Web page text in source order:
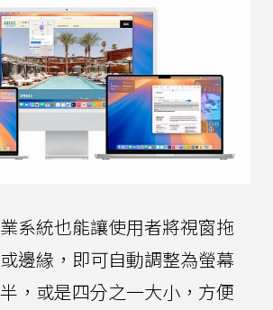
系統也能讓使用者將視窗拖
邊緣，即可自動調整為螢幕
，或是四分之一大小，方便